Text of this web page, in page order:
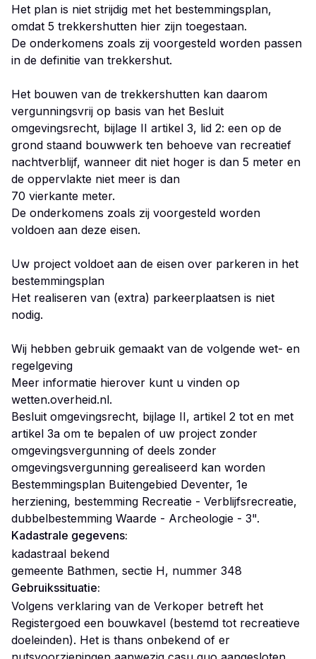
Het plan is niet strijdig met het bestemmingsplan,
omdat 5 trekkershutten hier zijn toegestaan.
De onderkomens zoals zij voorgesteld worden passen
in de definitie van trekkershut.
Het bouwen van de trekkershutten kan daarom
vergunningsvrij op basis van het Besluit
omgevingsrecht, bijlage II artikel 3, lid 2: een op de
grond staand bouwwerk ten behoeve van recreatief
nachtverblijf, wanneer dit niet hoger is dan 5 meter en
de oppervlakte niet meer is dan
70 vierkante meter.
De onderkomens zoals zij voorgesteld worden
voldoen aan deze eisen.
Uw project voldoet aan de eisen over parkeren in het
bestemmingsplan
Het realiseren van (extra) parkeerplaatsen is niet
nodig.
Wij hebben gebruik gemaakt van de volgende wet- en
regelgeving
Meer informatie hierover kunt u vinden op
wetten.overheid.nl.
Besluit omgevingsrecht, bijlage II, artikel 2 tot en met
artikel 3a om te bepalen of uw project zonder
omgevingsvergunning of deels zonder
omgevingsvergunning gerealiseerd kan worden
Bestemmingsplan Buitengebied Deventer, 1e
herziening, bestemming Recreatie - Verblijfsrecreatie,
dubbelbestemming Waarde - Archeologie - 3".
Kadastrale gegevens:
kadastraal bekend
gemeente Bathmen, sectie H, nummer 348
Gebruikssituatie:
Volgens verklaring van de Verkoper betreft het
Registergoed een bouwkavel (bestemd tot recreatieve
doeleinden). Het is thans onbekend of er